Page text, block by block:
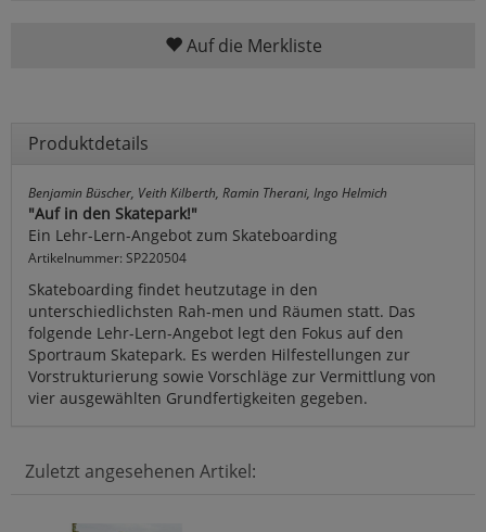
Auf die Merkliste
Produktdetails
Benjamin Büscher, Veith Kilberth, Ramin Therani, Ingo Helmich
"Auf in den Skatepark!"
Ein Lehr-Lern-Angebot zum Skateboarding
Artikelnummer: SP220504
Skateboarding findet heutzutage in den
unterschiedlichsten Rah-men und Räumen statt. Das
folgende Lehr-Lern-Angebot legt den Fokus auf den
Sportraum Skatepark. Es werden Hilfestellungen zur
Vorstrukturierung sowie Vorschläge zur Vermittlung von
vier ausgewählten Grundfertigkeiten gegeben.
Zuletzt angesehenen Artikel: